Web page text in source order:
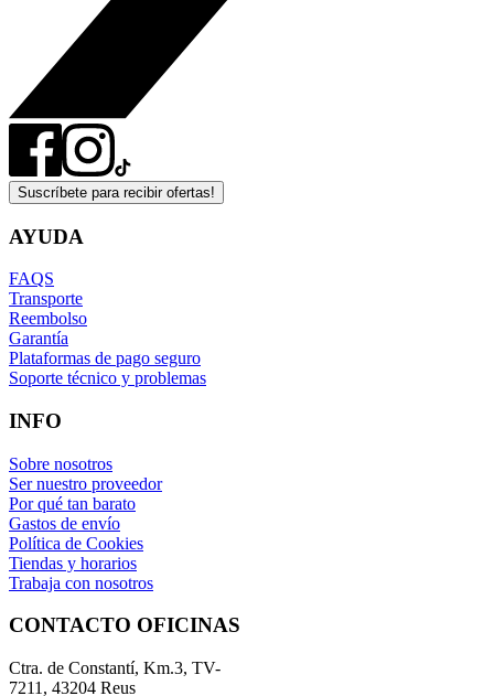
Suscríbete para recibir ofertas!
AYUDA
FAQS
Transporte
Reembolso
Garantía
Plataformas de pago seguro
Soporte técnico y problemas
INFO
Sobre nosotros
Ser nuestro proveedor
Por qué tan barato
Gastos de envío
Política de Cookies
Tiendas y horarios
Trabaja con nosotros
CONTACTO OFICINAS
Ctra. de Constantí, Km.3, TV-
7211, 43204 Reus